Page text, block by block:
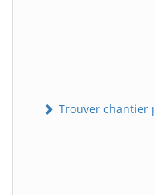
Trouver chantier